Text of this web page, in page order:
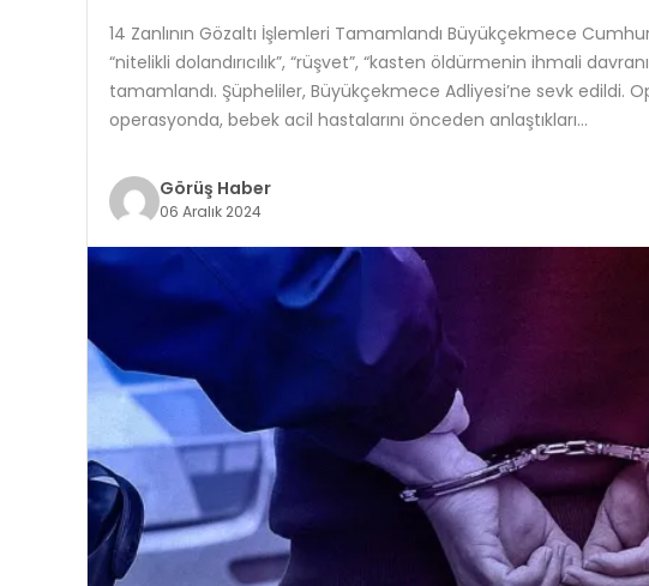
14 Zanlının Gözaltı İşlemleri Tamamlandı Büyükçekmece
“nitelikli dolandırıcılık”, “rüşvet”, “kasten öldürmenin ihmali
tamamlandı. Şüpheliler, Büyükçekmece Adliyesi’ne sevk edildi.
operasyonda, bebek acil hastalarını önceden anlaştıkları…
Görüş Haber
06 Aralık 2024